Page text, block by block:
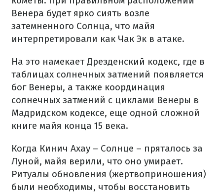
Венера будет ярко сиять возле
затемненного Солнца, что майя
интерпретировали как Чак Эк в атаке.
На это намекает Дрезденский кодекс, где в
таблицах солнечных затмений появляется
бог Венеры, а также координация
солнечных затмений с циклами Венеры в
Мадридском кодексе, еще одной сложной
книге майя конца 15 века.
Когда Кинич Ахау – Солнце – пряталось за
Луной, майя верили, что оно умирает.
Ритуалы обновления (жертвоприношения)
были необходимы, чтобы восстановить